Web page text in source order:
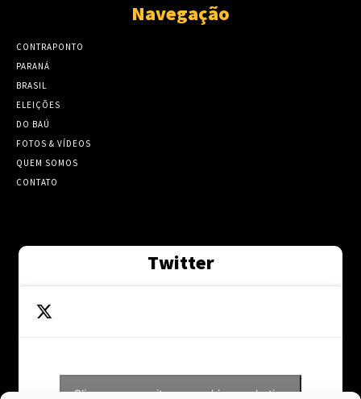
Navegação
CONTRAPONTO
PARANÁ
BRASIL
ELEIÇÕES
DO BAÚ
FOTOS & VÍDEOS
QUEM SOMOS
CONTATO
Twitter
Clique para aceitar os cookies marketing